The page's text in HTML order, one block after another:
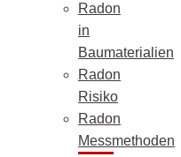
Radon
in
Baumaterialien
Radon
Risiko
Radon
Messmethoden